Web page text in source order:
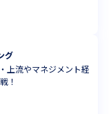
グ
上流やマネジメント経
！